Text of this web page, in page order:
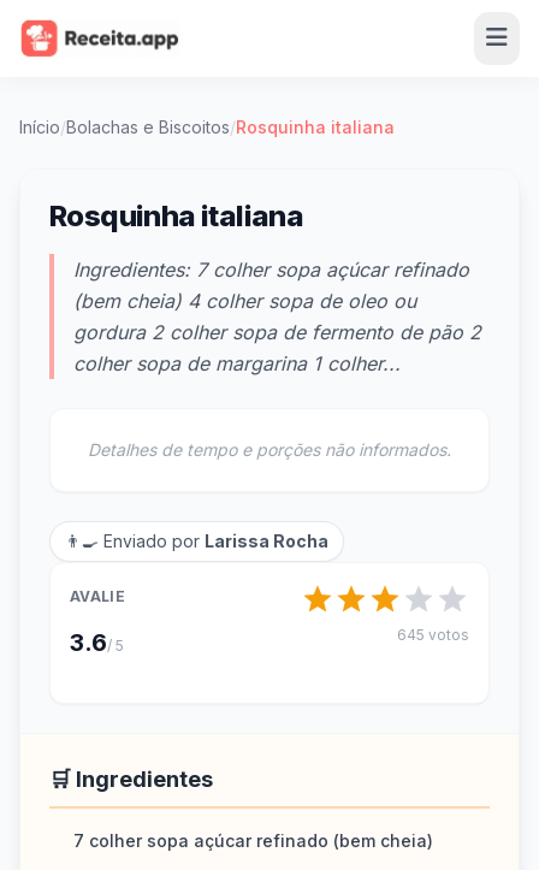
Início/Bolachas e Biscoitos/Rosquinha italiana
Rosquinha italiana
Ingredientes: 7 colher sopa açúcar refinado
(bem cheia) 4 colher sopa de oleo ou
gordura 2 colher sopa de fermento de pão 2
colher sopa de margarina 1 colher...
Detalhes de tempo e porções não informados.
👨‍🍳 Enviado por Larissa Rocha
AVALIE
3.6/ 5
645 votos
🛒 Ingredientes
7 colher sopa açúcar refinado (bem cheia)